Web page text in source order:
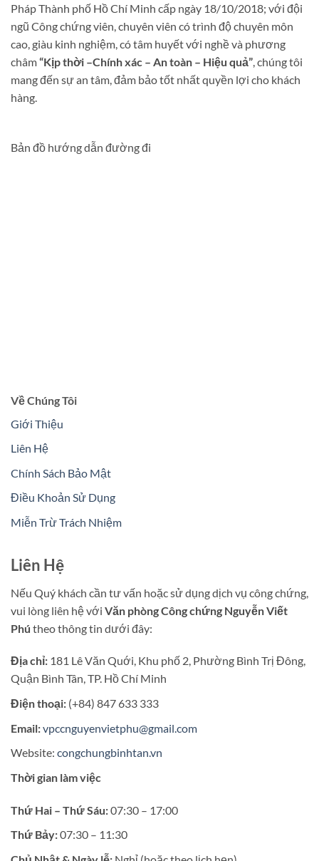
Pháp Thành phố Hồ Chí Minh cấp ngày 18/10/2018; với đội
ngũ Công chứng viên, chuyên viên có trình độ chuyên môn
cao, giàu kinh nghiệm, có tâm huyết với nghề và phương
châm“Kịp thời –Chính xác – An toàn – Hiệu quả” , chúng tôi
mang đến sự an tâm, đảm bảo tốt nhất quyền lợi cho khách
hàng.
Bản đồ hướng dẫn đường đi
Về Chúng Tôi
Giới Thiệu
Liên Hệ
Chính Sách Bảo Mật
Điều Khoản Sử Dụng
Miễn Trừ Trách Nhiệm
Liên Hệ
Nếu Quý khách cần tư vấn hoặc sử dụng dịch vụ công chứng,
vui lòng liên hệ với Văn phòng Công chứng Nguyễn Viết
Phú theo thông tin dưới đây:
Địa chỉ: 181 Lê Văn Quới, Khu phố 2, Phường Bình Trị Đông,
Quận Bình Tân, TP. Hồ Chí Minh
Điện thoại: (+84) 847 633 333
Email:vpccnguyenvietphu@gmail.com
Website: congchungbinhtan.vn
Thời gian làm việc
Thứ Hai – Thứ Sáu:07:30 – 17:00
Thứ Bảy:07:30 – 11:30